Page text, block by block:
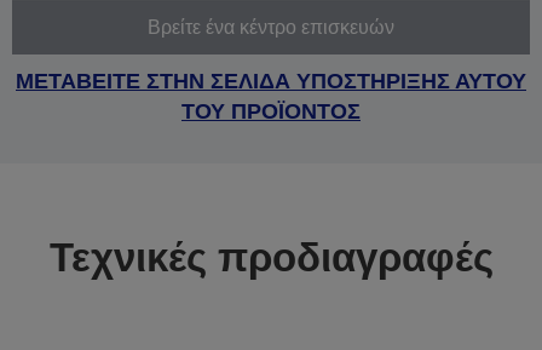
Βρείτε ένα κέντρο επισκευών
ΜΕΤΑΒΕΙΤΕ ΣΤΗΝ ΣΕΛΙΔΑ ΥΠΟΣΤΗΡΙΞΗΣ ΑΥΤΟΥ
ΤΟΥ ΠΡΟΪΟΝΤΟΣ
Τεχνικές προδιαγραφές